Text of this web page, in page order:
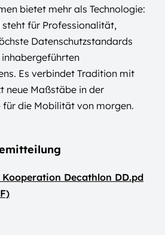
bietet mehr als Technologie:
steht für Professionalität,
Datenschutzstandards
inhabergeführten
Es verbindet Tradition mit
neue Maßstäbe in der
die Mobilität von morgen.
Kooperation Decathlon DD.pd